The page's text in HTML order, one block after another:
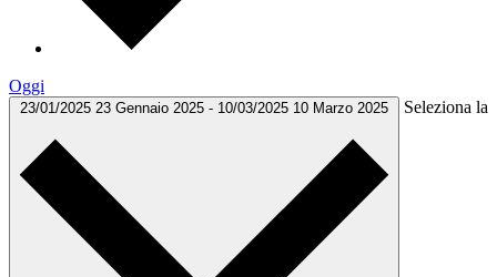
Oggi
23/01/2025 23 Gennaio 2025 - 10/03/2025 10 Marzo 2025 Seleziona la